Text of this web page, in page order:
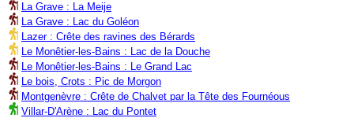
La Grave : La Meije
La Grave : Lac du Goléon
Lazer : Crête des ravines des Bérards
Le Monêtier-les-Bains : Lac de la Douche
Le Monêtier-les-Bains : Le Grand Lac
Le bois, Crots : Pic de Morgon
Montgenèvre : Crête de Chalvet par la Tête des Fournéous
Villar-D'Arène : Lac du Pontet